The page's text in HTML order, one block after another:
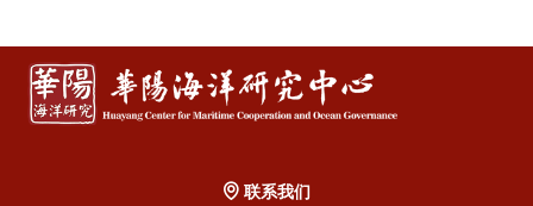
联系我们